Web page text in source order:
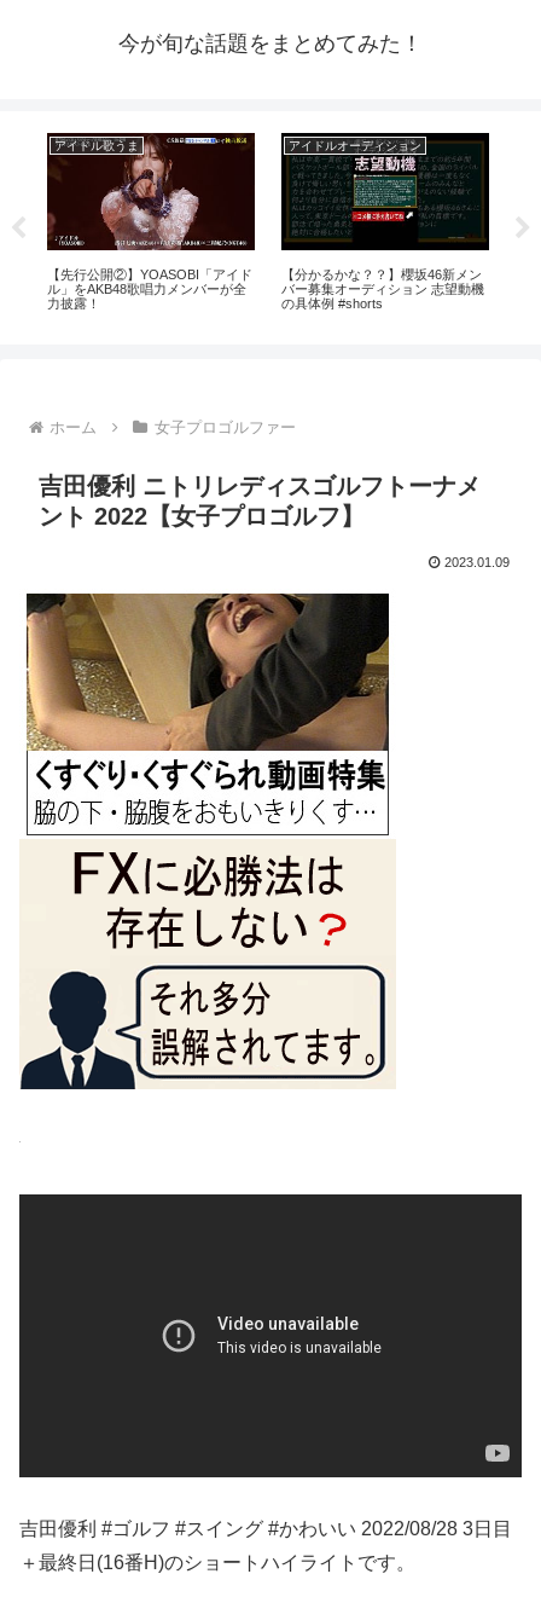
今が旬な話題をまとめてみた！
アイドル歌うま
【先行公開②】YOASOBI「アイド
ル」をAKB48歌唱力メンバーが全
力披露！
アイドルオーディション
【分かるかな？？】櫻坂46新メン
バー募集オーディション 志望動機
の具体例 #shorts
ホーム 女子プロゴルファー
吉田優利 ニトリレディスゴルフトーナメ
ント 2022【女子プロゴルフ】
2023.01.09
吉田優利 #ゴルフ #スイング #かわいい 2022/08/28 3日目
＋最終日(16番H)のショートハイライトです。